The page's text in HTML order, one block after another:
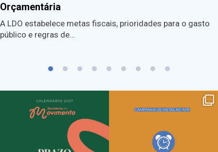
Orçamentária
A LDO estabelece metas fiscais, prioridades para o gasto
público e regras de…